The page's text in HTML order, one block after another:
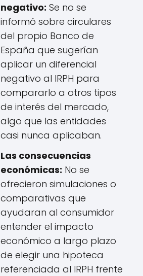
negativo: Se no se
informó sobre circulares
del propio Banco de
España que sugerían
aplicar un diferencial
negativo al IRPH para
compararlo a otros tipos
de interés del mercado,
algo que las entidades
casi nunca aplicaban.
Las consecuencias
económicas: No se
ofrecieron simulaciones o
comparativas que
ayudaran al consumidor
entender el impacto
económico a largo plazo
de elegir una hipoteca
referenciada al IRPH frente